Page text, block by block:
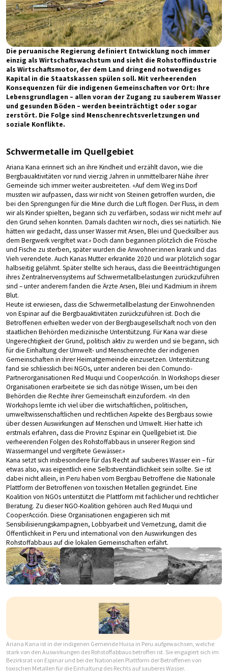
Die peruanische Regierung definiert Entwicklung noch immer
einzig als Wirtschaftswachstum und sieht die Rohstoffindustrie
als Wirtschaftsmotor, der dem Land dringend notwendiges
Kapital in die Staatskassen spülen soll. Mit verheerenden
Konsequenzen für die indigenen Gemeinschaften vor Ort: Ihre
Lebensgrundlagen – allen voran der Zugang zu sauberem Wasser
und gesunden Böden – werden beeinträchtigt oder sogar
zerstört. Die Folge sind Menschenrechtsverletzungen und
soziale Konflikte.
Schwermetalle im Quellgebiet
Ariana Kana erinnert sich an ihre Kindheit und erzählt davon, wie die
Bergbauaktivitäten vor rund vierzig Jahren in unmittelbarer Nähe ihrer
Gemeinde sich immer weiter ausbreiteten. «Auf dem Weg ins Dorf
mussten wir aufpassen, dass wir nicht von Steinen getroffen wurden, die
bei den Sprengungen für die Mine durch die Luft flogen. Der Fluss, in dem
wir als Kinder spielten, begann sich zu verfärben, sodass wir nicht mehr auf
den Grund sehen konnten. Damals dachten wir noch, dies sei natürlich. Nie
hätten wir gedacht, dass unser Wasser mit Arsen, Blei und Quecksilber aus
dem Bergwerk vergiftet war.» Doch dann begannen plötzlich die Frösche
und Fische zu sterben, später wurden die Anwohner:innen krank und das
Vieh verendete. Auch Kanas Mutter erkrankte 2020 und war plötzlich sogar
halbseitig gelähmt. Später stellte sich heraus, dass die Beeinträchtigungen
ihres Zentralnervensystems auf Schwermetallbelastungen zurückzuführen
sind – unter anderem fanden die Ärzte Arsen, Blei und Kadmium in ihrem
Blut.
Heute ist erwiesen, dass die Schwermetallbelastung der Einwohnenden
von Espinar auf die Bergbauaktivitäten zurückzuführen ist. Doch die
Betroffenen erhielten weder von der Bergbaugesellschaft noch von den
staatlichen Behörden medizinische Unterstützung. Für Kana war diese
Ungerechtigkeit der Grund, politisch aktiv zu werden und sie begann, sich
für die Einhaltung der Umwelt- und Menschenrechte der indigenen
Gemeinschaften in ihrer Heimatgemeinde einzusetzen. Unterstützung
fand sie schliesslich bei NGOs, unter anderen bei den Comundo-
Partnerorganisationen Red Muqui und CooperAcción. In Workshops dieser
Organisationen erarbeitete sie sich das nötige Wissen, um bei den
Behörden die Rechte ihrer Gemeinschaft einzufordern. «In den
Workshops lernte ich viel über die wirtschaftlichen, politischen,
umweltwissenschaftlichen und rechtlichen Aspekte des Bergbaus sowie
über dessen Auswirkungen auf Menschen und Umwelt. Hier hatte ich
erstmals erfahren, dass die Provinz Espinar ein Quellgebiet ist. Die
verheerenden Folgen des Rohstoffabbaus in unserer Region sind
Wassermangel und vergiftete Gewässer.»
Kana setzt sich insbesondere für das Recht auf sauberes Wasser ein – für
etwas also, was eigentlich eine Selbstverständlichkeit sein sollte. Sie ist
dabei nicht allein, in Peru haben vom Bergbau Betroffene die Nationale
Plattform der Betroffenen von toxischen Metallen gegründet. Eine
Koalition von NGOs unterstützt die Plattform mit fachlicher und rechtlicher
Beratung. Zu dieser NGO-Koalition gehören auch Red Muqui und
CooperAcción. Diese Organisationen engagieren sich mit
Sensibilisierungskampagnen, Lobbyarbeit und Vernetzung, damit die
Öffentlichkeit in Peru und international von den Auswirkungen des
Rohstoffabbaus auf die lokalen Gemeinschaften erfährt.
Ariana Kana ist in der indigenen Gemeinde Huisa in Peru aufgewachsen, welche
stark von den Auswirkungen des Rohstoffabbaus betroffen ist. Sie engagiert sich im
Bezirksrat von Espinar und bei der Nationalen Plattform der Betroffenen von
toxischen Metallen für die Einhaltung des Rechts auf sauberes Wasser.